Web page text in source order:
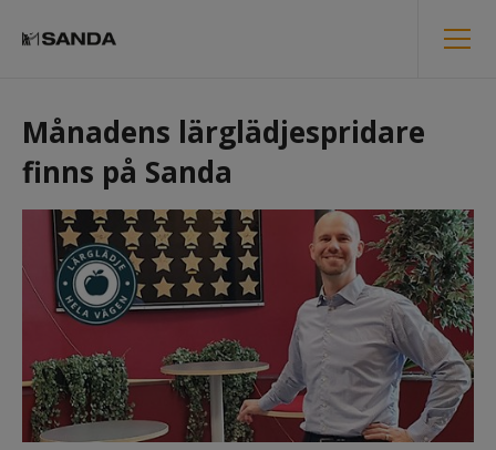
Månadens lärglädjespridare
finns på Sanda